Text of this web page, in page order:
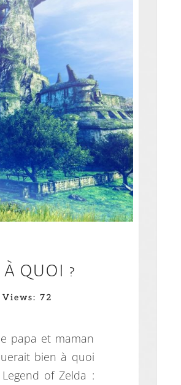
QUOI ?
Views: 72
papa et maman
bien à quoi
of Zelda :